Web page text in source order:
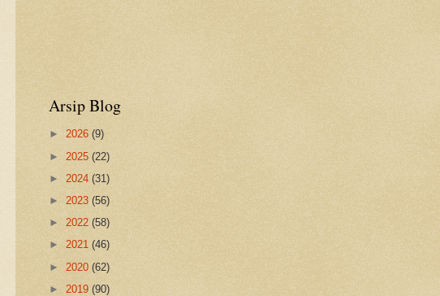
Arsip Blog
► 2026 (9)
► 2025 (22)
► 2024 (31)
► 2023 (56)
► 2022 (58)
► 2021 (46)
► 2020 (62)
► 2019 (90)